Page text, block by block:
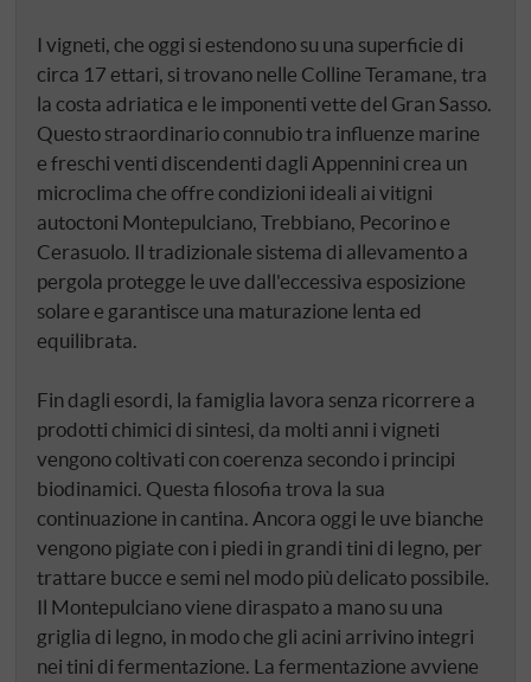
I vigneti, che oggi si estendono su una superficie di
circa 17 ettari, si trovano nelle Colline Teramane, tra
la costa adriatica e le imponenti vette del Gran Sasso.
Questo straordinario connubio tra influenze marine
e freschi venti discendenti dagli Appennini crea un
microclima che offre condizioni ideali ai vitigni
autoctoni Montepulciano, Trebbiano, Pecorino e
Cerasuolo. Il tradizionale sistema di allevamento a
pergola protegge le uve dall'eccessiva esposizione
solare e garantisce una maturazione lenta ed
equilibrata.
Fin dagli esordi, la famiglia lavora senza ricorrere a
prodotti chimici di sintesi, da molti anni i vigneti
vengono coltivati con coerenza secondo i principi
biodinamici. Questa filosofia trova la sua
continuazione in cantina. Ancora oggi le uve bianche
vengono pigiate con i piedi in grandi tini di legno, per
trattare bucce e semi nel modo più delicato possibile.
Il Montepulciano viene diraspato a mano su una
griglia di legno, in modo che gli acini arrivino integri
nei tini di fermentazione. La fermentazione avviene